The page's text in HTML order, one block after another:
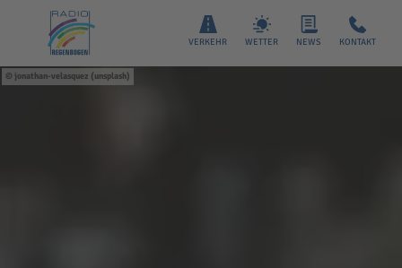
VERKEHR WETTER NEWS KONTAKT
jonathan-velasquez (unsplash)